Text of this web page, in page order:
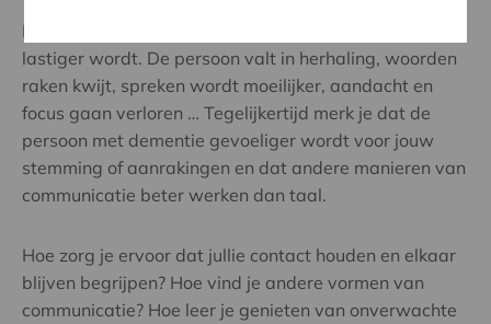
Dementie zorgt er voor dat een gesprek voeren soms
lastiger wordt. De persoon valt in herhaling, woorden
raken kwijt, spreken wordt moeilijker, aandacht en
focus gaan verloren … Tegelijkertijd merk je dat de
persoon met dementie gevoeliger wordt voor jouw
stemming of aanrakingen en dat andere manieren van
communicatie beter werken dan taal.
Hoe zorg je ervoor dat jullie contact houden en elkaar
blijven begrijpen? Hoe vind je andere vormen van
communicatie? Hoe leer je genieten van onverwachte